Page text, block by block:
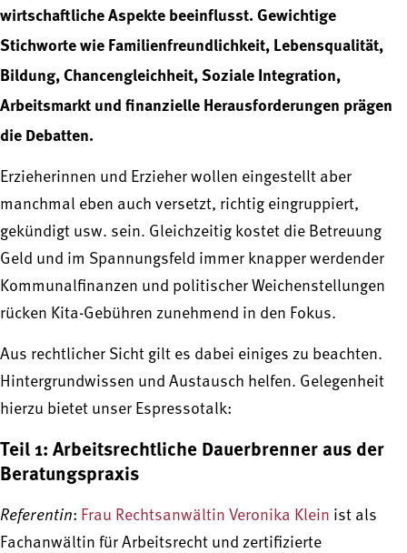
wirtschaftliche Aspekte beeinflusst. Gewichtige
Stichworte wie Familienfreundlichkeit, Lebensqualität,
Bildung, Chancengleichheit, Soziale Integration,
Arbeitsmarkt und finanzielle Herausforderungen prägen
die Debatten.
Erzieherinnen und Erzieher wollen eingestellt aber
manchmal eben auch versetzt, richtig eingruppiert,
gekündigt usw. sein. Gleichzeitig kostet die Betreuung
Geld und im Spannungsfeld immer knapper werdender
Kommunalfinanzen und politischer Weichenstellungen
rücken Kita-Gebühren zunehmend in den Fokus.
Aus rechtlicher Sicht gilt es dabei einiges zu beachten.
Hintergrundwissen und Austausch helfen. Gelegenheit
hierzu bietet unser Espressotalk:
Teil 1: Arbeitsrechtliche Dauerbrenner aus der
Beratungspraxis
Referentin: Frau Rechtsanwältin Veronika Klein ist als
Fachanwältin für Arbeitsrecht und zertifizierte